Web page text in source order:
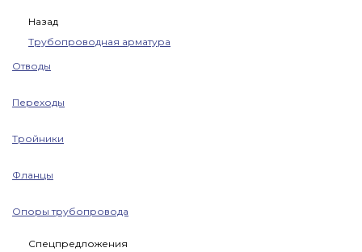
Назад
Трубопроводная арматура
Отводы
Переходы
Тройники
Фланцы
Опоры трубопровода
Спецпредложения